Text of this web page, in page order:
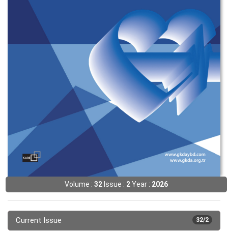
Volume : 32Issue : 2Year : 2026
32/2
Current Issue